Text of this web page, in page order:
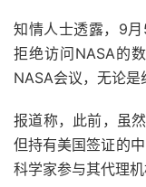
知情人士透露，9
拒绝访问NASA的
NASA会议，无论是
报道称，此前，虽
但持有美国签证的
科学家参与其代理机